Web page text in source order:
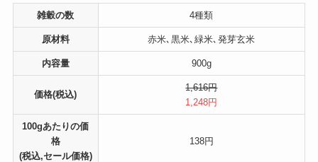
雑穀の数 4種類
原材料 赤米､黒米､緑米､発芽玄米
内容量 900g
価格(税込)
1,616円
1,248円
100gあたりの価
格
(税込,セール価格)
138円